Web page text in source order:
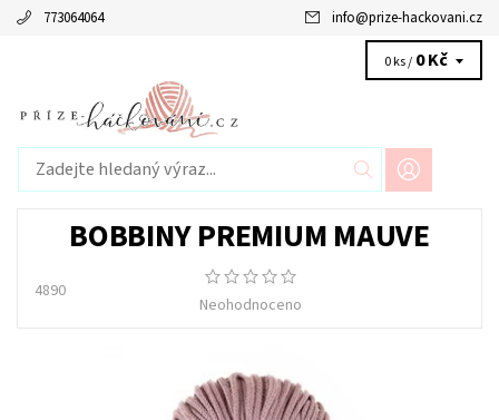
773064064 info@prize-hackovani.cz
0 ks / 0 Kč
BOBBINY PREMIUM MAUVE
4890
Neohodnoceno